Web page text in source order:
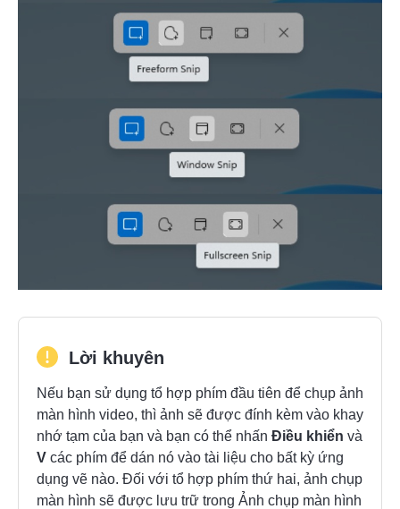
Lời khuyên
Nếu bạn sử dụng tổ hợp phím đầu tiên để chụp ảnh
màn hình video, thì ảnh sẽ được đính kèm vào khay
nhớ tạm của bạn và bạn có thể nhấn Điều khiển và
V các phím để dán nó vào tài liệu cho bất kỳ ứng
dụng vẽ nào. Đối với tổ hợp phím thứ hai, ảnh chụp
màn hình sẽ được lưu trữ trong Ảnh chụp màn hình